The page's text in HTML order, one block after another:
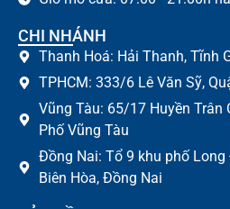
CHI NHÁNH
Thanh Hoá: Hải Thanh, Tĩnh
TPHCM: 333/6 Lê Văn Sỹ,
Vũng Tàu: 65/17 Huyền Trân
Phố Vũng Tàu
Đồng Nai: Tổ 9 khu phố Long
Biên Hòa, Đồng Nai